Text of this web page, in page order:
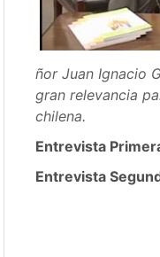
ñor Juan Ignacio
gran relevancia
chilena.
Entrevista
Entrevista